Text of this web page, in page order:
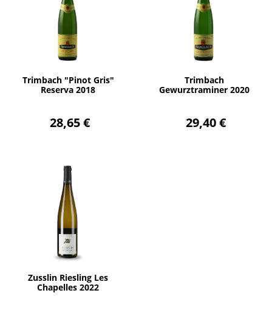
Trimbach "Pinot Gris"
Reserva 2018
28,65 €
AÑADIR
Trimbach
Gewurztraminer 2020
29,40 €
AÑADIR
Zusslin Riesling Les
Chapelles 2022
AÑADIR